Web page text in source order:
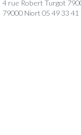
4 rue Robert Turgot
79000 Niort 05 49 33 41